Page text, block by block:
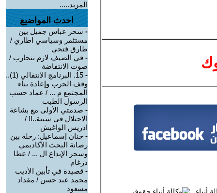
المزيد.....
احدث المواضيع
- سحر عباس جميل بين
مستثمر وسياسي اطاري /
طارق فتحي
- في الصيف لازم نتحارب /
صوت الانتفاضة
-
15. البرنامج الانتقالي (1)..
وقف الحرب وإعادة بناء
المجتمع م ... / عماد حسب
الرسول الطيب
- صدمتي الأولى مع بشاعة
الاحتلال في سبتة..!! /
ادريس الواغيش
- حنان إسماعيل: رحلة بين
رصانة البحث الأكاديمي
وسحر الإبداع ال ... / عطا
درغام
- قصيدة في تأبين الأديب
محمد عبد حسن / مقداد
مسعود